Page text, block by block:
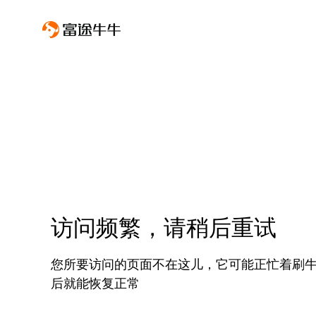
访问频繁，请稍后重试
您所要访问的页面不在这儿，它可能正忙着刷
后就能恢复正常